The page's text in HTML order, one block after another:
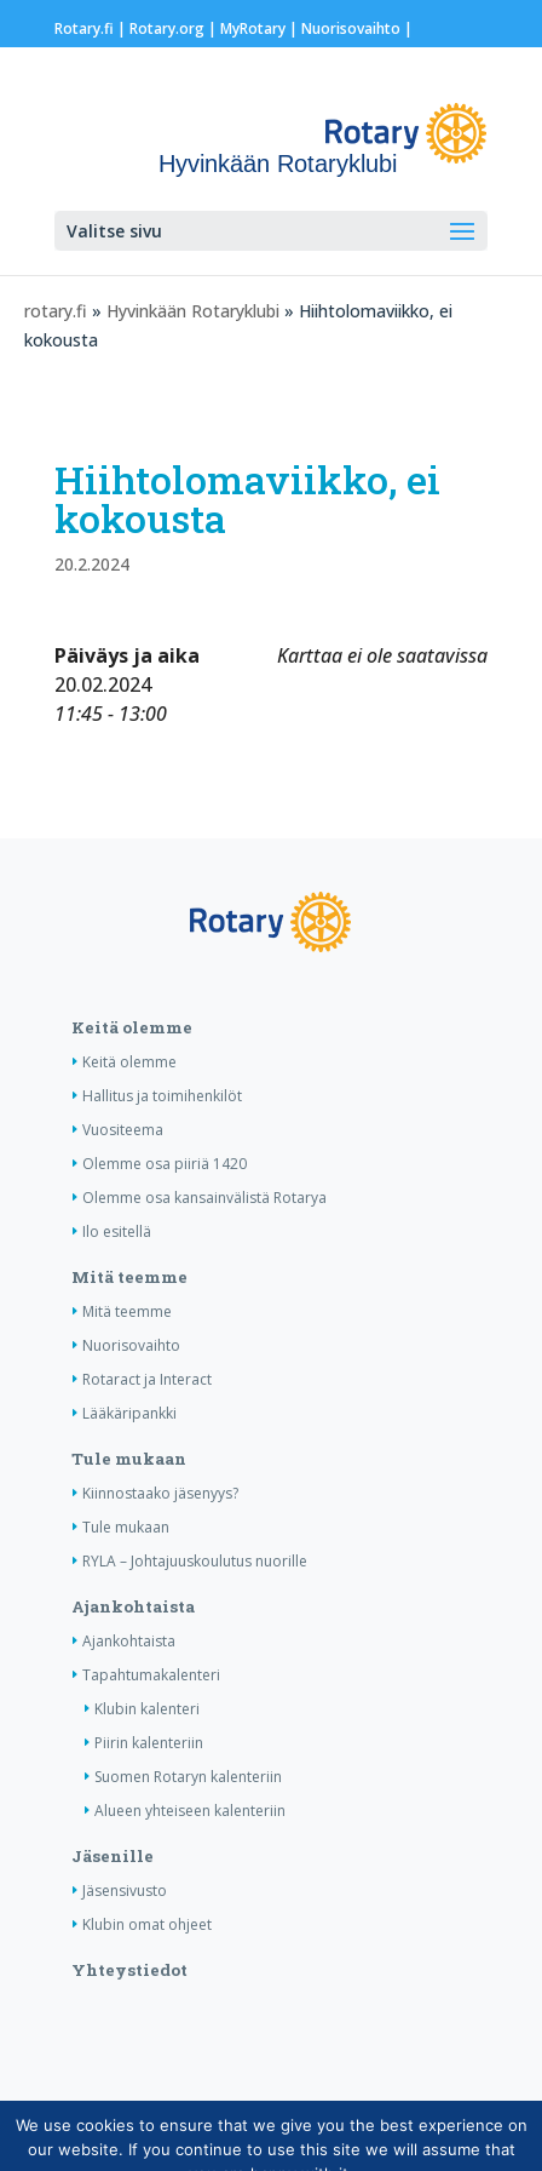
Rotary.fi | Rotary.org| MyRotary | Nuorisovaihto |
Hyvinkään Rotaryklubi
Valitse sivu
rotary.fi » Hyvinkään Rotaryklubi » Hiihtolomaviikko, ei
kokousta
Hiihtolomaviikko, ei
kokousta
20.2.2024
Karttaa ei ole saatavissa
Päiväys ja aika
20.02.2024
11:45 - 13:00
Keitä olemme
Keitä olemme
Hallitus ja toimihenkilöt
Vuositeema
Olemme osa piiriä 1420
Olemme osa kansainvälistä Rotarya
Ilo esitellä
Mitä teemme
Mitä teemme
Nuorisovaihto
Rotaract ja Interact
Lääkäripankki
Tule mukaan
Kiinnostaako jäsenyys?
Tule mukaan
RYLA – Johtajuuskoulutus nuorille
Ajankohtaista
Ajankohtaista
Tapahtumakalenteri
Klubin kalenteri
Piirin kalenteriin
Suomen Rotaryn kalenteriin
Alueen yhteiseen kalenteriin
Jäsenille
Jäsensivusto
Klubin omat ohjeet
Yhteystiedot
Copyright © Suomen Rotarypalvelu ry 2026 |
Jäsentietojärjestelmän tietosuojaseloste|Henkilötietojen
We use cookies to ensure that we give you the best experience on
our website. If you continue to use this site we will assume that